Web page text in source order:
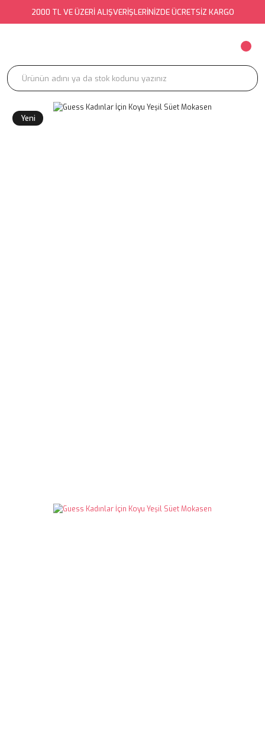
2000 TL VE ÜZERİ ALIŞVERİŞLERİNİZDE ÜCRETSİZ KARGO
Yeni